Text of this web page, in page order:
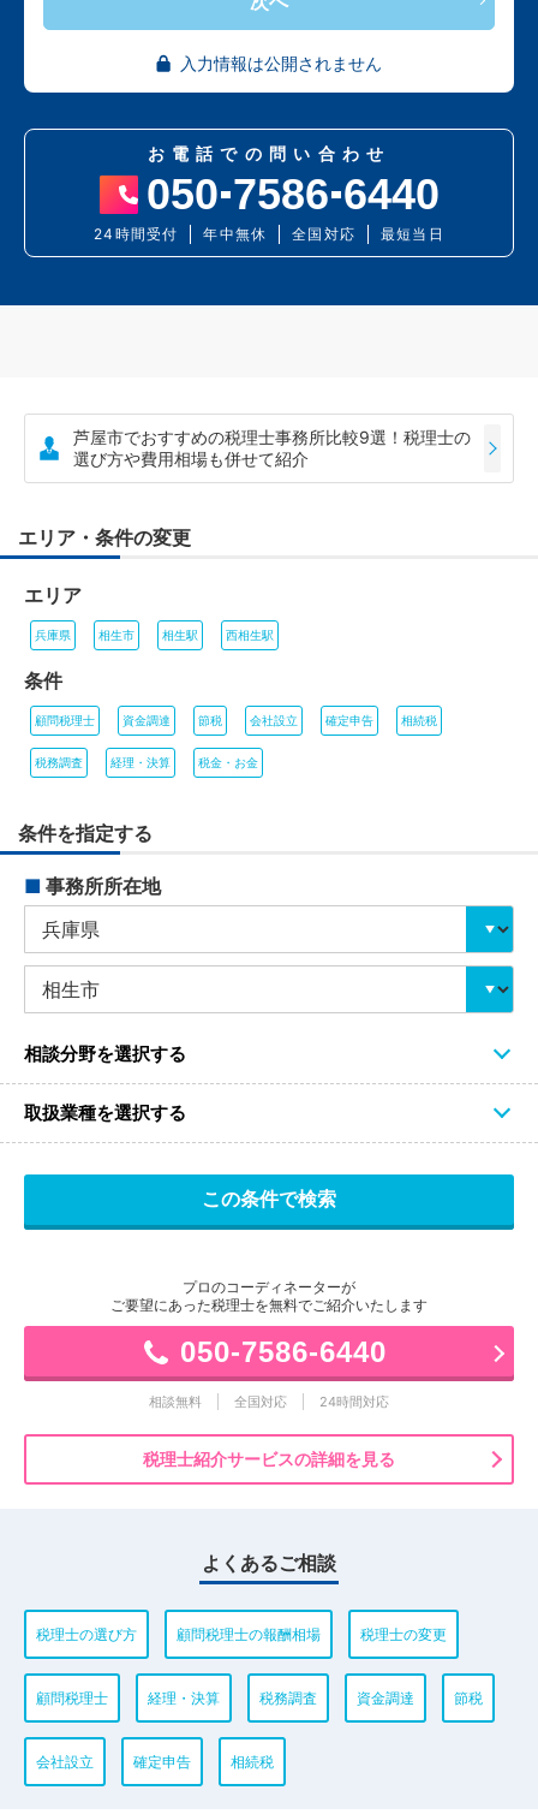
入力情報は公開されません
お電話での問い合わせ
050 7586 6440
24時間受付 年中無休 全国対応 最短当日
芦屋市でおすすめの税理士事務所比較9選！税理士の
選び方や費用相場も併せて紹介
エリア・条件の変更
エリア
兵庫県 相生市 相生駅 西相生駅
条件
顧問税理士 資金調達 節税 会社設立 確定申告 相続税
税務調査 経理・決算 税金・お金
条件を指定する
■ 事務所所在地
相談分野を選択する
取扱業種を選択する
プロのコーディネーターが
ご要望にあった税理士を無料でご紹介いたします
050-7586-6440
相談無料 全国対応 24時間対応
税理士紹介サービスの詳細を見る
よくあるご相談
税理士の選び方 顧問税理士の報酬相場 税理士の変更
顧問税理士 経理・決算 税務調査 資金調達 節税
会社設立 確定申告 相続税